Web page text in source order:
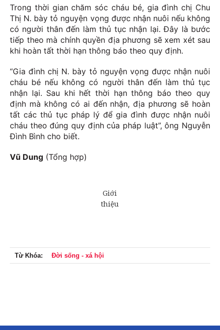
Trong thời gian chăm sóc cháu bé, gia đình chị Chu
Thị N. bày tỏ nguyện vọng được nhận nuôi nếu không
có người thân đến làm thủ tục nhận lại. Đây là bước
tiếp theo mà chính quyền địa phương sẽ xem xét sau
khi hoàn tất thời hạn thông báo theo quy định.
“Gia đình chị N. bày tỏ nguyện vọng được nhận nuôi
cháu bé nếu không có người thân đến làm thủ tục
nhận lại. Sau khi hết thời hạn thông báo theo quy
định mà không có ai đến nhận, địa phương sẽ hoàn
tất các thủ tục pháp lý để gia đình được nhận nuôi
cháu theo đúng quy định của pháp luật”, ông Nguyễn
Đình Bình cho biết.
Vũ Dung (Tổng hợp)
Từ Khóa: Đời sống - xá hội